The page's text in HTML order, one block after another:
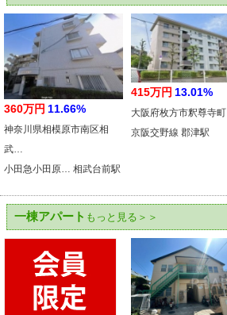
360万円 11.66%
神奈川県相模原市南区相
武…
小田急小田原… 相武台前駅
415万円 13.01%
大阪府枚方市釈尊寺町
京阪交野線 郡津駅
一棟アパート もっと見る＞＞